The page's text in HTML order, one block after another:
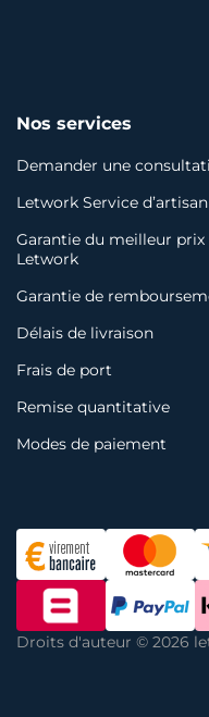
Nos services
Demander une
Letwork Service d’artisan
Garantie du meilleur prix
Letwork
Garantie de
Délais de livraison
Frais de port
Remise quantitative
Modes de paiement
Droits d'auteur © 2026